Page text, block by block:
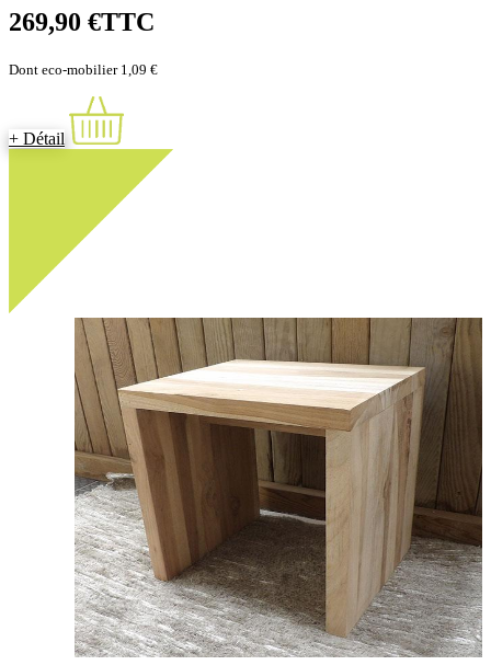
269,90 €TTC
Dont eco-mobilier 1,09 €
+ Détail